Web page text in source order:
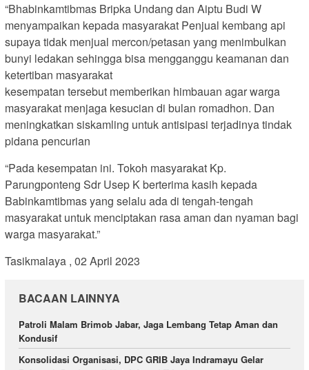
“Bhabinkamtibmas Bripka Undang dan Aiptu Budi W
menyampaikan kepada masyarakat Penjual kembang api
supaya tidak menjual mercon/petasan yang menimbulkan
bunyi ledakan sehingga bisa mengganggu keamanan dan
ketertiban masyarakat
kesempatan tersebut memberikan himbauan agar warga
masyarakat menjaga kesucian di bulan romadhon. Dan
meningkatkan siskamling untuk antisipasi terjadinya tindak
pidana pencurian
“Pada kesempatan ini. Tokoh masyarakat Kp.
Parungponteng Sdr Usep K berterima kasih kepada
Babinkamtibmas yang selalu ada di tengah-tengah
masyarakat untuk menciptakan rasa aman dan nyaman bagi
warga masyarakat.”
Tasikmalaya , 02 April 2023
BACAAN LAINNYA
Patroli Malam Brimob Jabar, Jaga Lembang Tetap Aman dan
Kondusif
Konsolidasi Organisasi, DPC GRIB Jaya Indramayu Gelar